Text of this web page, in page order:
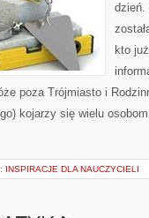
dzień.
kto
poza Trójmiasto i
kojarzy się wielu
INSPIRACJE DLA NAUCZYCIELI